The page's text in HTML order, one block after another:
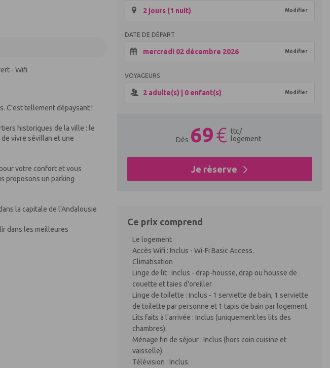
- Wifi
C'est tellement dépaysant !
historiques de la ville : le
vivre sévillan et une
votre confort et vous
proposons un parking
la capitale de l'Andalousie
dans les meilleures
2 jours (1 nuit) Modifier
DATE DE DÉPART
mercredi 02 décembre 2026 Modifier
VOYAGEURS
2 adulte(s) | 0 enfant(s) Modifier
Dès 69€ ttc/
logement
Je réserve
Ce prix comprend
Le logement
Accès Wifi : Inclus - Wi-Fi Basic Access.
Climatisation
Linge de lit : Inclus - drap-housse, drap ou housse de
couette et taies d'oreiller.
Linge de toilette : Inclus - 1 serviette de bain, 1 serviette
de toilette par personne et 1 tapis de bain par logement.
Lits faits à l'arrivée : Inclus (uniquement les lits des
chambres).
Ménage fin de séjour : Inclus (hors coin cuisine et
vaisselle).
Télévision : Inclus.